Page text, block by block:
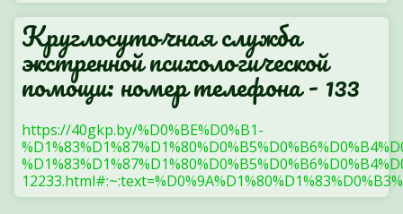
Круглосуточная служба
экстренной психологической
помощи: номер телефона - 133
https://40gkp.by/%D0%BE%D0%B1-